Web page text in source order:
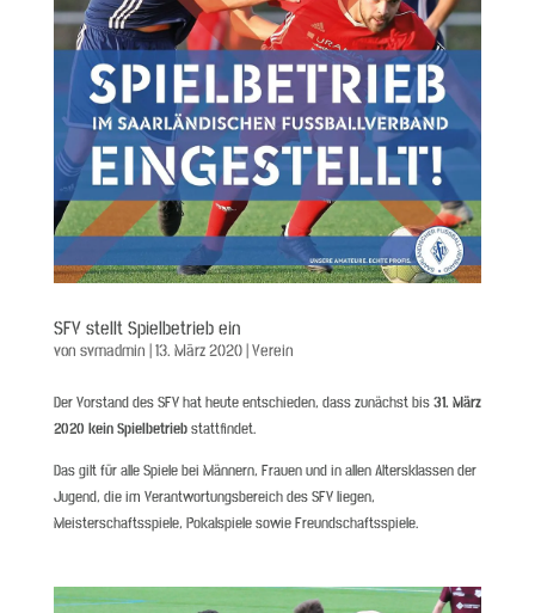
SFV stellt Spielbetrieb ein
von svmadmin |13. März 2020|Verein
Der Vorstand des SFV hat heute entschieden, dass zunächst bis31. März
2020 kein Spielbetriebstattfindet.
Das gilt für alle Spiele bei Männern, Frauen und in allen Altersklassen der
Jugend, die im Verantwortungsbereich des SFV liegen,
Meisterschaftsspiele, Pokalspiele sowie Freundschaftsspiele.